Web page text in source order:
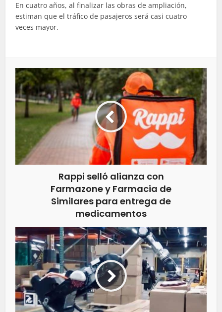
En cuatro años, al finalizar las obras de ampliación,
estiman que el tráfico de pasajeros será casi cuatro
veces mayor.
Rappi selló alianza con
Farmazone y Farmacia de
Similares para entrega de
medicamentos